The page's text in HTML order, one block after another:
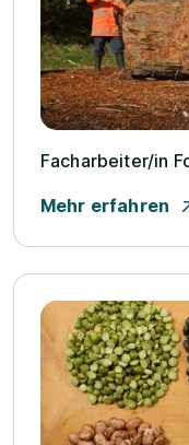
Facharbeiter/­in
Mehr erfahren